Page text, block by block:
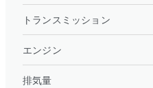
トランスミッション
エンジン
排気量